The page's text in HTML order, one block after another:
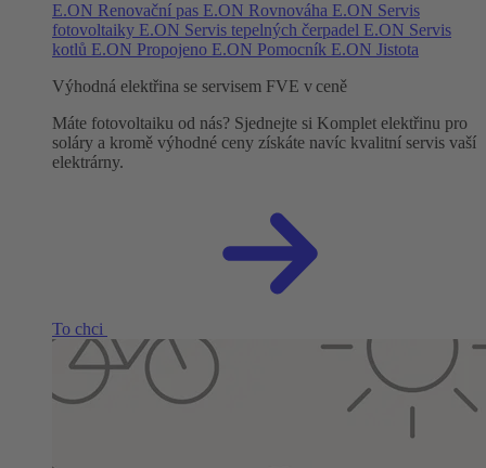
E.ON Renovační pas E.ON Rovnováha E.ON Servis
fotovoltaiky E.ON Servis tepelných čerpadel E.ON Servis
kotlů E.ON Propojeno E.ON Pomocník E.ON Jistota
Výhodná elektřina se servisem FVE v ceně
Máte fotovoltaiku od nás? Sjednejte si Komplet elektřinu pro
soláry a kromě výhodné ceny získáte navíc kvalitní servis vaší
elektrárny.
To chci